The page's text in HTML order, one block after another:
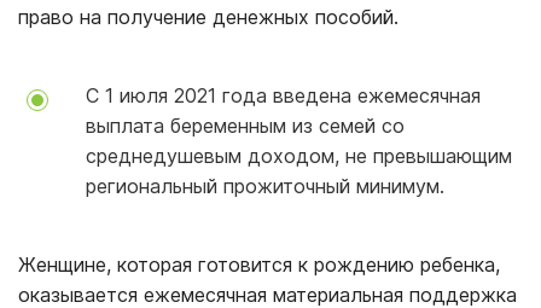
право на получение денежных пособий.
С 1 июля 2021 года введена ежемесячная
выплата беременным из семей со
среднедушевым доходом, не превышающим
региональный прожиточный минимум.
Женщине, которая готовится к рождению ребенка,
оказывается ежемесячная материальная поддержка